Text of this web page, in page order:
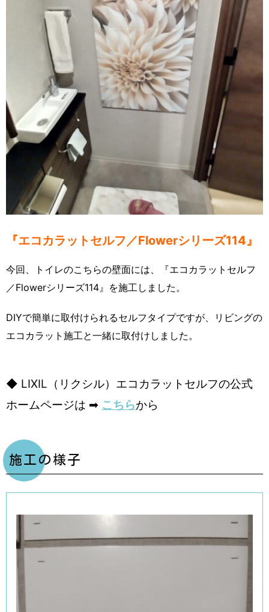
『エコカラットセルフ／Flowerシリーズ114』
今回、トイレのこちらの壁面には、『エコカラットセルフ
／Flowerシリーズ114』を施工しました。
DIYで簡単に取付けられるセルフタイプですが、リビングの
エコカラット施工と一緒に取付けしました。
◆ LIXIL（リクシル）エコカラットセルフの公式
ホームページは ➡ こちらから
施工の様子